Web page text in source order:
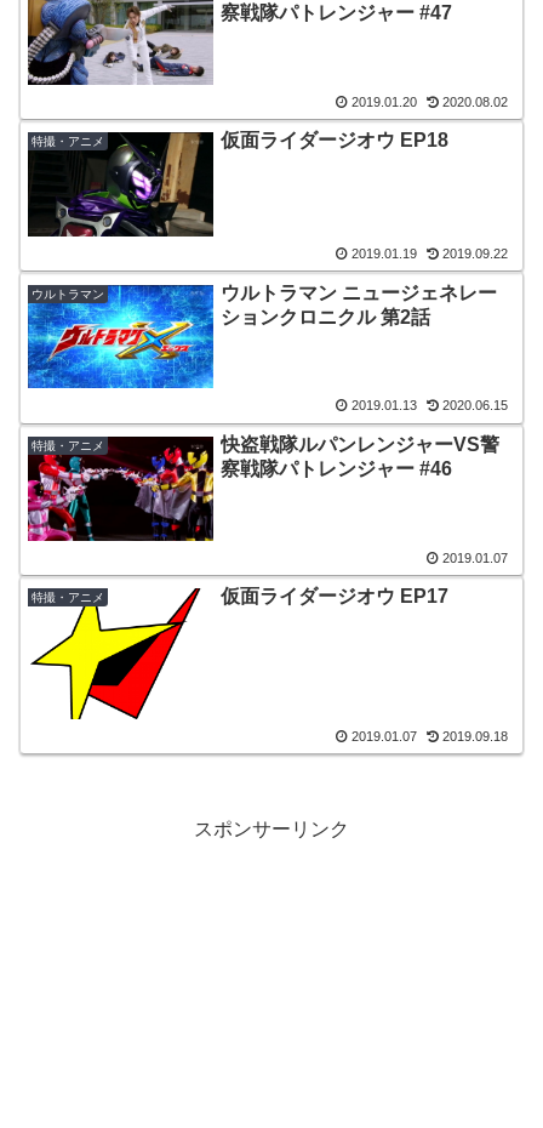
察戦隊パトレンジャー #47
2019.01.20 2020.08.02
特撮・アニメ 仮面ライダージオウ EP18
2019.01.19 2019.09.22
ウルトラマン
ウルトラマン ニュージェネレー
ションクロニクル 第2話
2019.01.13 2020.06.15
特撮・アニメ
快盗戦隊ルパンレンジャーVS警
察戦隊パトレンジャー #46
2019.01.07
特撮・アニメ 仮面ライダージオウ EP17
2019.01.07 2019.09.18
スポンサーリンク